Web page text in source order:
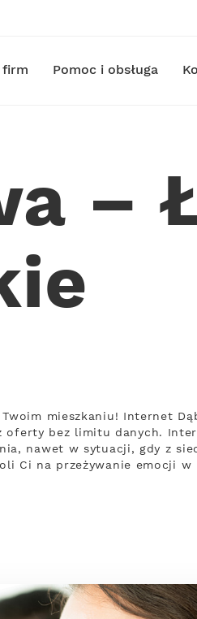
firm Pomoc i obsługa
–
mieszkaniu! Internet
oferty bez limitu danych.
nawet w sytuacji, gdy z
Ci na przeżywanie emocji w